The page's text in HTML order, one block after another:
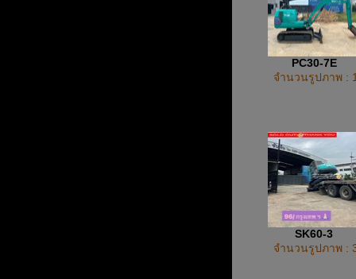
PC30-7E
จำนวนรูปภาพ :
SK60-3
จำนวนรูปภาพ :